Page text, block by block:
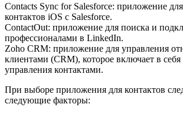
Contacts Sync for Salesforce: приложение
контактов iOS с Salesforce.
ContactOut: приложение для поиска и
профессионалами в LinkedIn.
Zoho CRM: приложение для управления
клиентами (CRM), которое включает в
управления контактами.
При выборе приложения для контактов
следующие факторы: